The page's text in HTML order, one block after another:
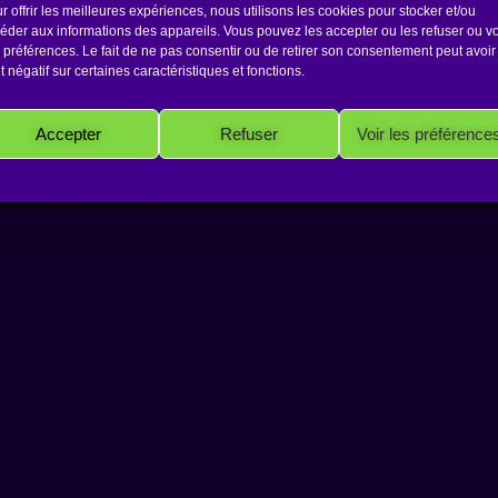
offrir les meilleures expériences, nous utilisons les cookies pour stocker et/ou
aux informations des appareils. Vous pouvez les accepter ou les refuser ou
préférences. Le fait de ne pas consentir ou de retirer son consentement peut avoir
négatif sur certaines caractéristiques et fonctions.
Accepter Refuser Voir les